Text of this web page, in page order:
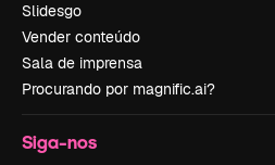
Slidesgo
Vender conteúdo
Sala de imprensa
Procurando por magnific.ai?
Siga-nos